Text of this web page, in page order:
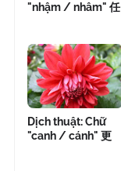
"nhậm / nhâm" 任
Dịch thuật: Chữ
"canh / cánh" 更